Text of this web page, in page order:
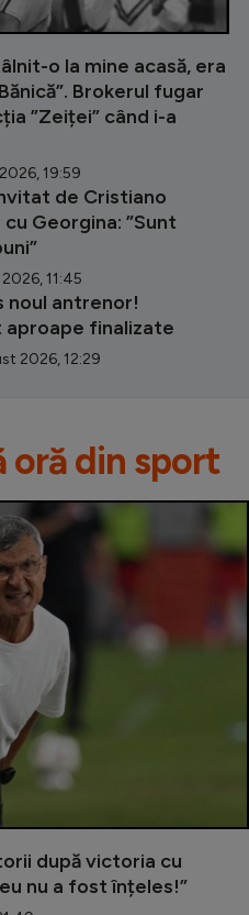
o la mine acasă, era
Brokerul fugar
”Zeiței” când i-a
19:59
de Cristiano
Georgina: ”Sunt
11:45
noul antrenor!
finalizate
2026, 12:29
oră din sport
după victoria cu
nu a fost înțeles!”